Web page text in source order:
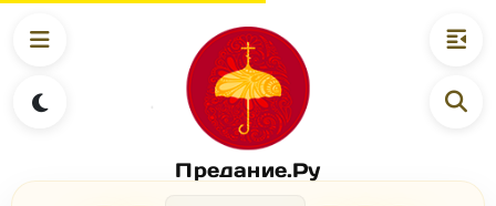
Предание.Ру